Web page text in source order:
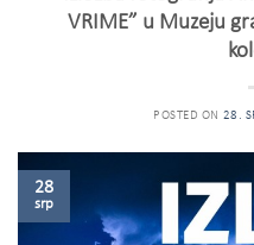
VRIME” u Muzeju
POSTED ON 28.
28
srp